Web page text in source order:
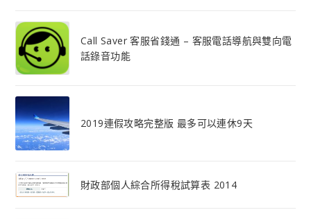
Call Saver 客服省錢通 – 客服電話導航與雙向電
話錄音功能
2019連假攻略完整版 最多可以連休9天
財政部個人綜合所得稅試算表 2014